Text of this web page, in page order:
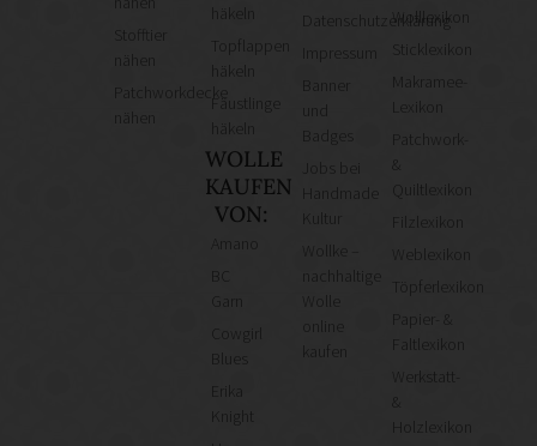
Stofftier
Patchworkdecke
häkeln
Topflappen
häkeln
Fäustlinge
häkeln
WOLLE
KAUFEN
VON:
Cowgirl
Knight
Datenschutzerklärung
Kultur
Wollke –
nachhaltige
kaufen
Wolllexikon
Sticklexikon
Makramee-
Lexikon
Patchwork-
&
Quiltlexikon
Filzlexikon
Weblexikon
Töpferlexikon
Papier- &
Faltlexikon
Werkstatt-
&
Holzlexikon